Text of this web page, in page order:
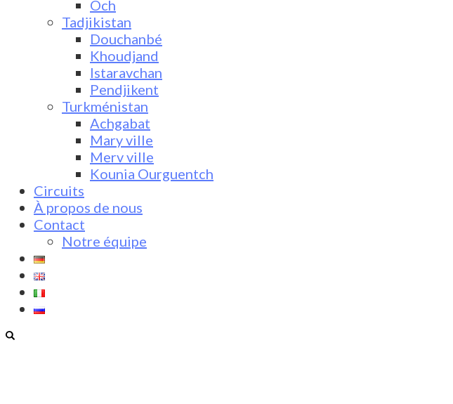
Och
Tadjikistan
Douchanbé
Khoudjand
Istaravchan
Pendjikent
Turkménistan
Achgabat
Mary ville
Merv ville
Kounia Ourguentch
Circuits
À propos de nous
Contact
Notre équipe